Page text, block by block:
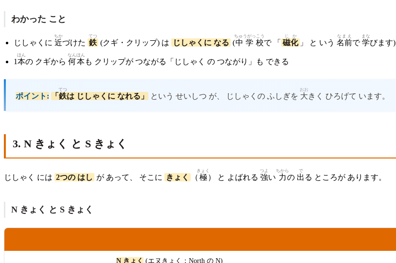
わかった こと
じしゃくに 近
ちか
づけた 鉄
てつ
(クギ・クリップ) は じしゃくに なる (中学校
ちゅうがっこう
で 「 磁化
じか
」 と いう 名前
なまえ
で学
まな
びます)
1本
ほん
の クギから 何
なん
本
ほん
も クリップが つながる「じしゃく の つながり」も できる
ポイント: 「 鉄
てつ
は じしゃくに なれる」 という せいしつ が、 じしゃくの ふしぎを 大
おお
きく ひろげて います。
3. N きょく と S きょく
じしゃく には 2つの はし が あって、 そこに きょく （ 極
きょく
） と よばれる 強
つよ
い 力
ちから
の 出
で
る ところが あります。
N きょく と S きょく
N きょく (エヌきょく：North の N)